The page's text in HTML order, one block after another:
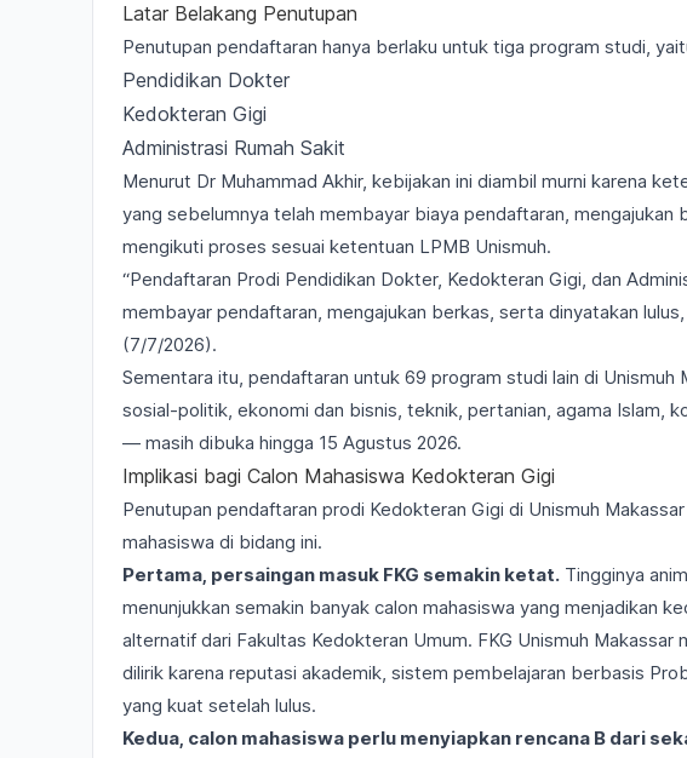
Latar Belakang Penutupan
Penutupan pendaftaran hanya berlaku untuk tiga program studi,
Pendidikan Dokter
Kedokteran Gigi
Administrasi Rumah Sakit
Menurut Dr Muhammad Akhir, kebijakan ini diambil murni karena
yang sebelumnya telah membayar biaya pendaftaran, mengajukan
mengikuti proses sesuai ketentuan LPMB Unismuh.
“Pendaftaran Prodi Pendidikan Dokter, Kedokteran Gigi, dan
membayar pendaftaran, mengajukan berkas, serta dinyatakan
(7/7/2026).
Sementara itu, pendaftaran untuk 69 program studi lain di
sosial-politik, ekonomi dan bisnis, teknik, pertanian, agama Islam,
— masih dibuka hingga 15 Agustus 2026.
Implikasi bagi Calon Mahasiswa Kedokteran Gigi
Penutupan pendaftaran prodi Kedokteran Gigi di Unismuh
mahasiswa di bidang ini.
Pertama, persaingan masuk FKG semakin ketat. Tingginya
menunjukkan semakin banyak calon mahasiswa yang menjadikan
alternatif dari Fakultas Kedokteran Umum. FKG Unismuh
dilirik karena reputasi akademik, sistem pembelajaran berbasis
yang kuat setelah lulus.
Kedua, calon mahasiswa perlu menyiapkan rencana B dari